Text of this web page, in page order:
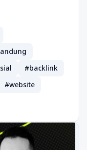
#backlink
#website